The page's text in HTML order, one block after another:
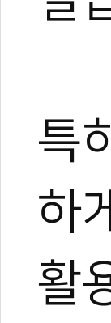
특
하
활